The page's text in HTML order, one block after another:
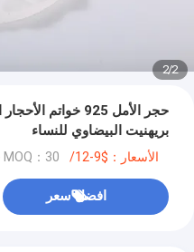
2
/
2
بريهنيت البيضاوي للنساء
الأسعار：$9-12/piece MOQ：30 قطعة
افضل سعر